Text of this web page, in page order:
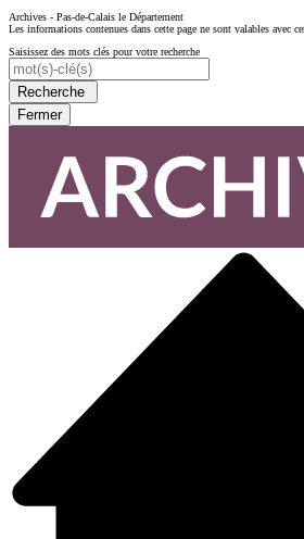
Archives - Pas-de-Calais le Département
Les informations contenues dans cette page ne sont valables avec
Saisissez des mots clés pour votre recherche
Recherche
Fermer